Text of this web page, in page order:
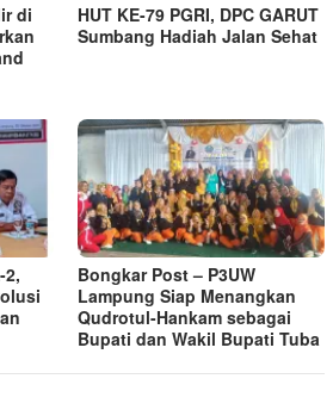
di
HUT KE-79 PGRI, DPC GARUT
Sumbang Hadiah Jalan Sehat
2,
Bongkar Post – P3UW
Lampung Siap Menangkan
Qudrotul-Hankam sebagai
Bupati dan Wakil Bupati Tuba